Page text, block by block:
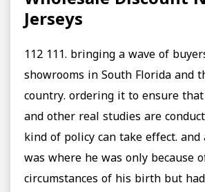
Jerseys
112 111. bringing a wave of
showrooms in South Florida and
country. ordering it to ensure
and other real studies are
kind of policy can take effect. and
was where he was only because
circumstances of his birth but